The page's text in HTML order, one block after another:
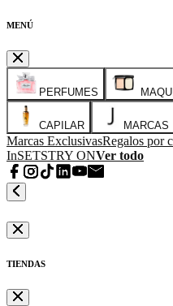
MENÚ
PERFUMES
CAPILAR MARCAS
Marcas ExclusivasRegalos por
InSETSTRY ONVer todo
TIENDAS